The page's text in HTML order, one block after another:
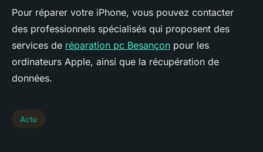
Pour réparer votre iPhone, vous pouvez contacter
des professionnels spécialisés qui proposent des
services de réparation pc Besançon pour les
ordinateurs Apple, ainsi que la récupération de
données.
Actu